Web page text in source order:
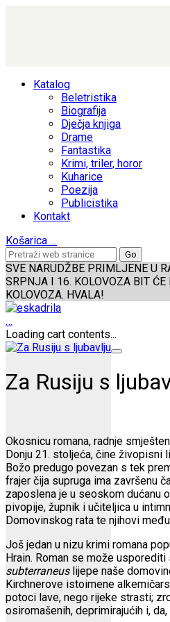
Katalog
Beletristika
Biografija
Dječja knjiga
Drame
Fantastika
Krimi, triler, horor
Kuharice
Poezija
Publicistika
Kontakt
Košarica …
SVE NARUDŽBE PRIMLJENE U
SRPNJA I 16. KOLOVOZA BIT
KOLOVOZA. HVALA!
…
Loading cart contents...
Za Rusiju s
Okosnicu romana, radnje
Donju 21. stoljeća, čine živopisni
Božo predugo povezan s tek
frajer čija supruga ima završenu
zaposlena je u seoskom dućanu
pivopije, župnik i učiteljica u
Domovinskog rata te njihovi
Još jedan u nizu krimi romana
Hrain. Roman se može
subterraneuslijepe naše
Kirchnerove istoimene
potoci lave, nego rijeke strasti;
osiromašenih, deprimirajućih i,